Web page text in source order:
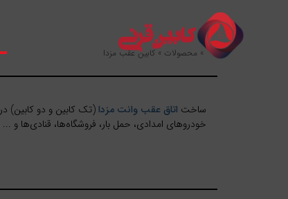
» محصولات »کابین عقب مزدا
ساخت اتاق عقب وانت مزدا(تک کابین و دو کابین)
خودرو‌های امدادی، حمل بار، فروشگاه‌ها، قنادی‌ها و